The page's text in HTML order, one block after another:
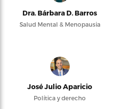
Dra. Bárbara D. Barros
Salud Mental & Menopausia
José Julio Aparicio
Política y derecho